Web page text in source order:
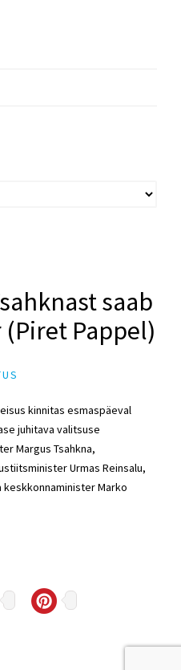
saab
Pappel)
kinnitas esmaspäeval
juhitava valitsuse
Margus Tsahkna,
Urmas Reinsalu,
Marko